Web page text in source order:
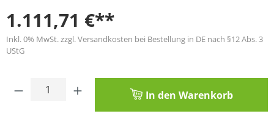
1.111,71 €**
Inkl. 0% MwSt. zzgl. Versandkosten bei Bestellung in DE nach §12 Abs. 3
UStG
Produkt Anzahl: Gib den gewünschten
In den Warenkorb